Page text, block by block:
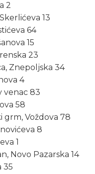
2
13
64
15
23
Znepoljska 34
4
venac 83
58
grm, Voždova 78
8
1
Novo Pazarska 14
35